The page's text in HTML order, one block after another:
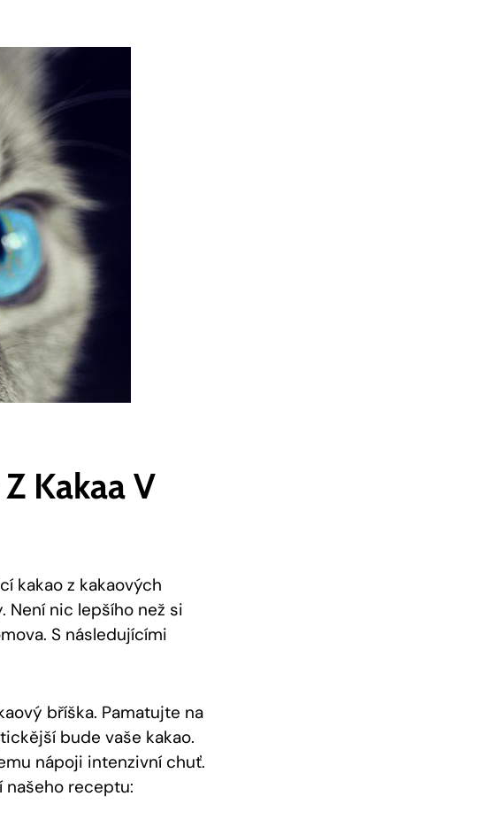
Kakaa V
kakao z kakaových​
nic lepšího než si‌
S ​následujícími
bříška. Pamatujte na​
‍bude vaše ​kakao.
nápoji ‌intenzivní chuť.
našeho receptu: